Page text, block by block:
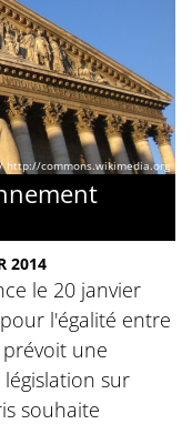
http://commons.wikimedia.org
2014
le 20 janvier
l'égalité entre
une
sur
souhaite